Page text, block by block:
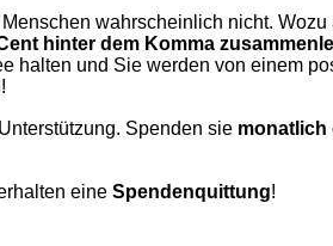
wahrscheinlich nicht.
hinter dem Komma
halten und Sie werden von einem
Spenden sie monatlich
eine Spendenquittung!